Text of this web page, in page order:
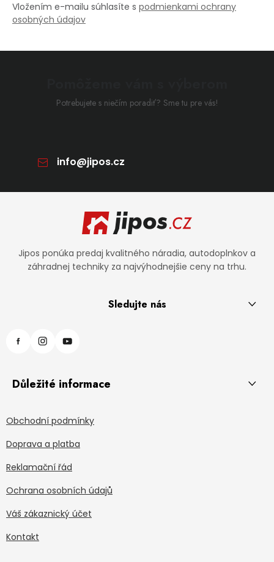
Vložením e-mailu súhlasíte s podmienkami ochrany
osobných údajov
Potrebujete s niečím poradiť? Sme tu pre vás!
info@jipos.cz
Jipos ponúka predaj kvalitného náradia, autodoplnkov a
záhradnej techniky za najvýhodnejšie ceny na trhu.
Sledujte nás
Důležité informace
Obchodní podmínky
Doprava a platba
Reklamační řád
Ochrana osobních údajů
Váš zákaznický účet
Kontakt